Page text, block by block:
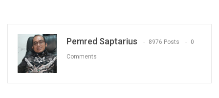
Pemred Saptarius 8976 Posts 0
Comments